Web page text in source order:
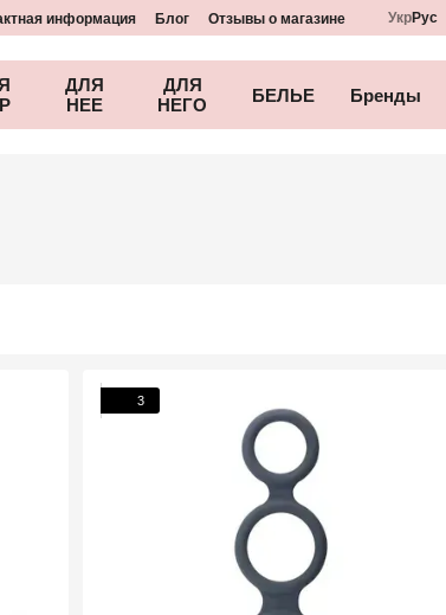
информация Блог Отзывы о магазине УкрРус
ДЛЯ
НЕЕ
ДЛЯ
НЕГО
БЕЛЬЕ Бренды
3